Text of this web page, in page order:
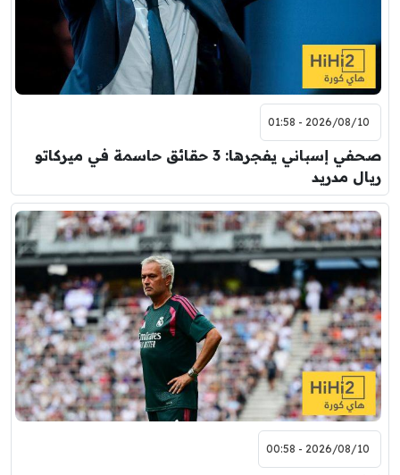
2026/08/10 - 01:58
صحفي إسباني يفجرها: 3 حقائق حاسمة في ميركاتو
ريال مدريد
2026/08/10 - 00:58